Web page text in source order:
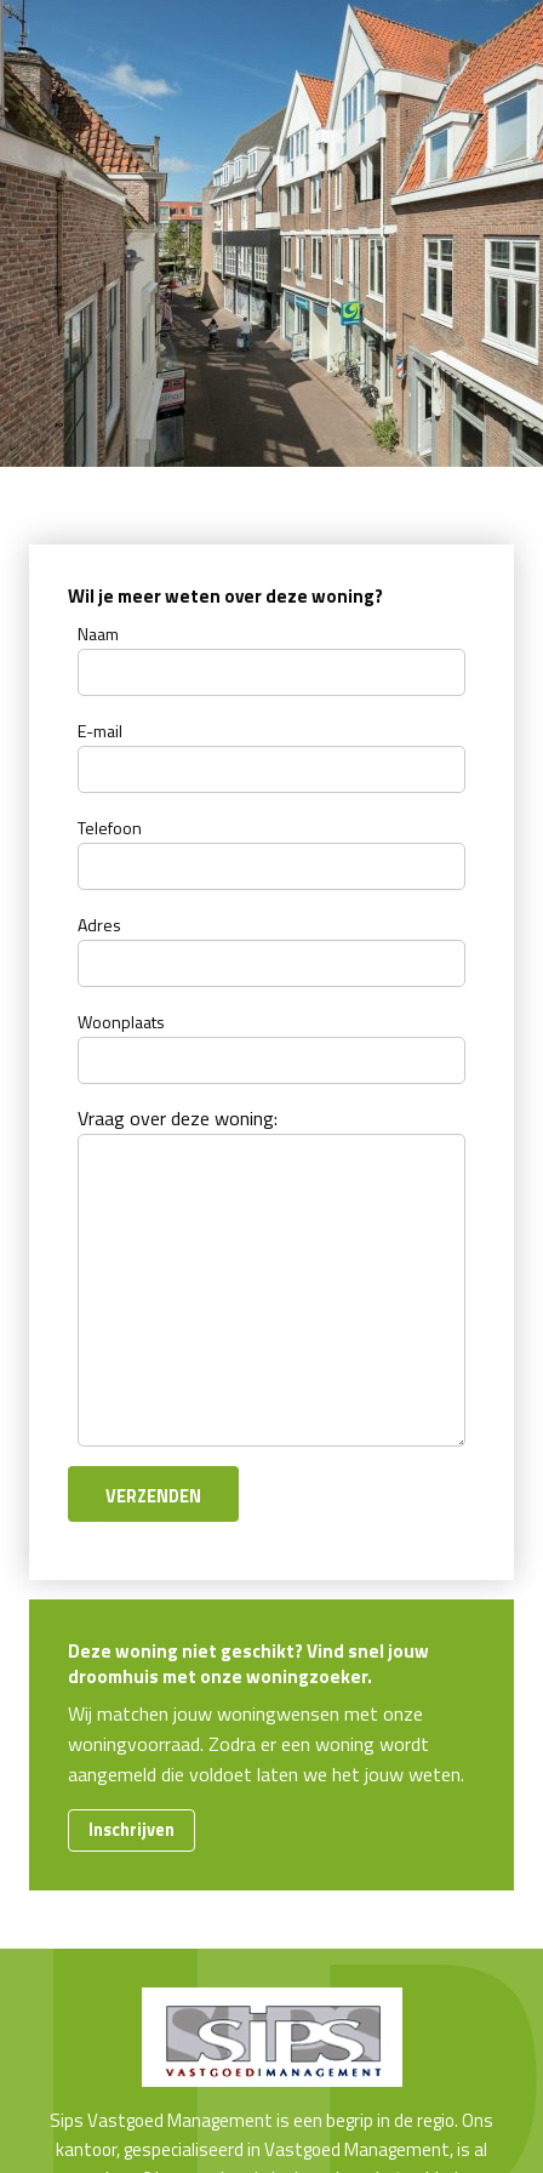
Wil je meer weten over deze woning?
Naam
E-mail
Telefoon
Adres
Woonplaats
Vraag over deze woning:
Deze woning niet geschikt? Vind snel jouw
droomhuis met onze woningzoeker.
Wij matchen jouw woningwensen met onze
woningvoorraad. Zodra er een woning wordt
aangemeld die voldoet laten we het jouw weten.
Inschrijven
Sips Vastgoed Management is een begrip in de regio. Ons
kantoor, gespecialiseerd in Vastgoed Management, is al